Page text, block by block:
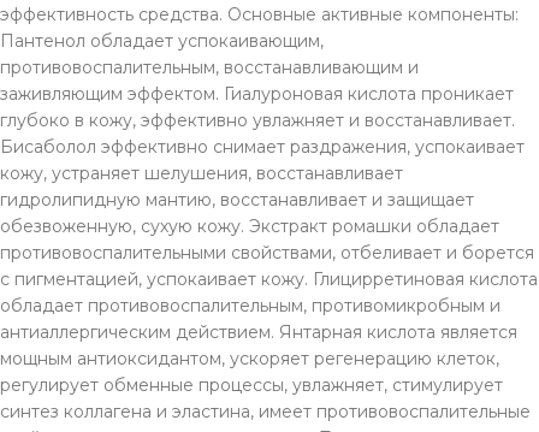
эффективность средства. Основные активные компоненты:
Пантенол обладает успокаивающим,
противовоспалительным, восстанавливающим и
заживляющим эффектом. Гиалуроновая кислота проникает
глубоко в кожу, эффективно увлажняет и восстанавливает.
Бисаболол эффективно снимает раздражения, успокаивает
кожу, устраняет шелушения, восстанавливает
гидролипидную мантию, восстанавливает и защищает
обезвоженную, сухую кожу. Экстракт ромашки обладает
противовоспалительными свойствами, отбеливает и борется
с пигментацией, успокаивает кожу. Глицирретиновая кислота
обладает противовоспалительным, противомикробным и
антиаллергическим действием. Янтарная кислота является
мощным антиоксидантом, ускоряет регенерацию клеток,
регулирует обменные процессы, увлажняет, стимулирует
синтез коллагена и эластина, имеет противовоспалительные